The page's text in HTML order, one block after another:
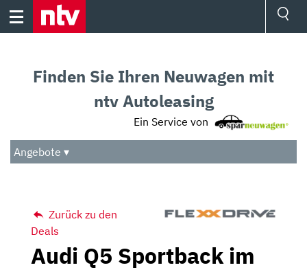
Skip
Audio
Das Beste
Finden Sie Ihren Neuwagen mit
ntv Autoleasing
Ein Service von
Angebote ▾
Zurück zu den
Deals
Audi Q5 Sportback im